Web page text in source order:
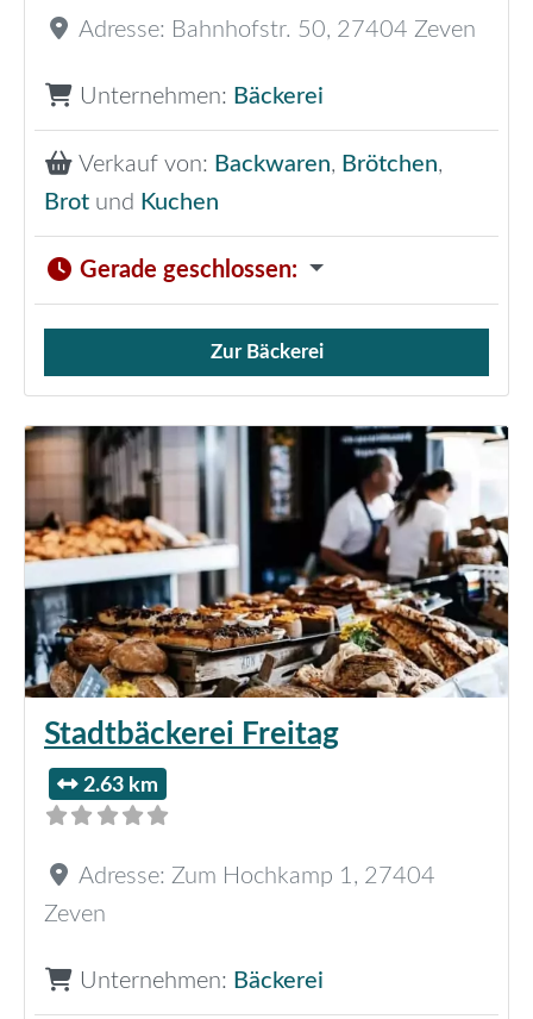
Adresse: Bahnhofstr. 50, 27404 Zeven
Unternehmen: Bäckerei
Verkauf von: Backwaren, Brötchen,
Brot und Kuchen
Gerade geschlossen:
Verkauf von Brötchen,
Zur Bäckerei
Stadtbäckerei Freitag
2.63 km
Adresse: Zum Hochkamp 1 , 27404
Zeven
Unternehmen: Bäckerei